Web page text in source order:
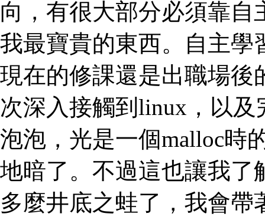
向，有很大部分必須靠自
我最寶貴的東西。自主學
現在的修課還是出職場後
次深入接觸到linux，以
泡泡，光是一個malloc時
地暗了。不過這也讓我了
多麼井底之蛙了，我會